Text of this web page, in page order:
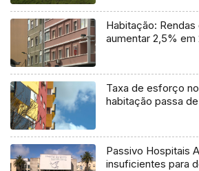
Habitação: Rendas
aumentar 2,5% em
Taxa de esforço
habitação passa
Passivo Hospitais
insuficientes para